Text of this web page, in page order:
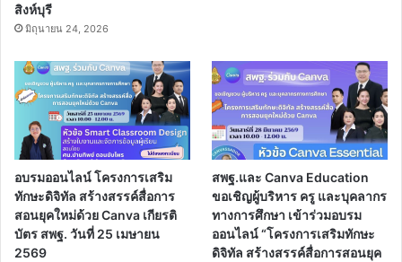
สิงห์บุรี
มิถุนายน 24, 2026
อบรมออนไลน์ โครงการเสริม
ทักษะดิจิทัล สร้างสรรค์สื่อการ
สอนยุคใหม่ด้วย Canva เกียรติ
บัตร สพฐ. วันที่ 25 เมษายน
2569
สพฐ.และ Canva Education
ขอเชิญผู้บริหาร ครู และบุคลากร
ทางการศึกษา เข้าร่วมอบรม
ออนไลน์ “โครงการเสริมทักษะ
ดิจิทัล สร้างสรรค์สื่อการสอนยุค